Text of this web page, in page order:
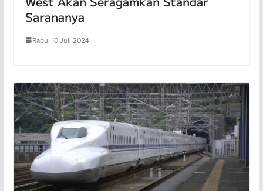
Sarananya
Rabu, 10 Juli 2024